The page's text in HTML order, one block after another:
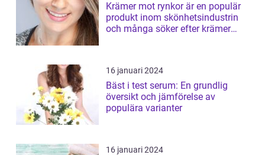
Krämer mot rynkor är en populär
produkt inom skönhetsindustrin
och många söker efter krämer
16 januari 2024
Bäst i test serum: En grundlig
översikt och jämförelse av
populära varianter
16 januari 2024